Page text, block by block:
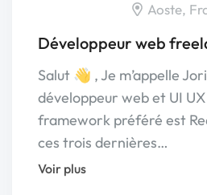
Aoste,
Développeur web
Salut 👋 , Je m’appelle
développeur web et UI
framework préféré est
ces trois dernières…
Voir plus